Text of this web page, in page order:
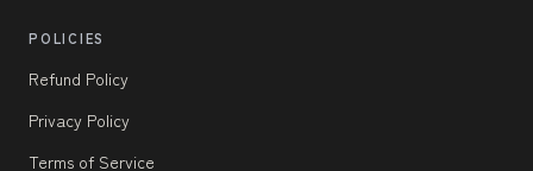
POLICIES
Refund Policy
Privacy Policy
Terms of Service